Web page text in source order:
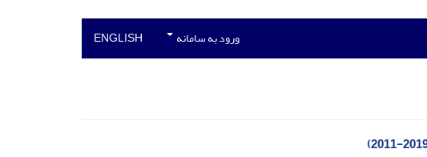
ورود به سامانه ENGLISH